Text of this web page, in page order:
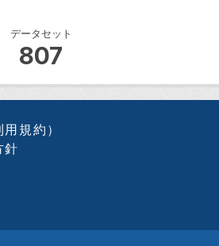
データセット
807
規約）
針